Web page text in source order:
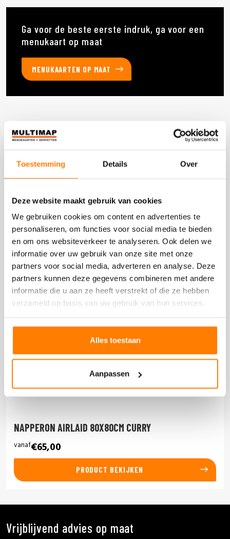
Toestemming Details Over
Deze website maakt gebruik van cookies
We gebruiken cookies om content en advertenties te
personaliseren, om functies voor social media te bieden
en om ons websiteverkeer te analyseren. Ook delen we
informatie over uw gebruik van onze site met onze
partners voor social media, adverteren en analyse. Deze
partners kunnen deze gegevens combineren met andere
informatie die u aan ze heeft verstrekt of die ze hebben
verzameld op basis van uw gebruik van hun services.
Alles toestaan
Aanpassen
Ga voor de beste eerste indruk, ga voor een
menukaart op maat
MENUKAARTEN OP MAAT
Deze producten heb je eerder bekeken
DOOS 60 STUKS
NAPPERON AIRLAID 80X80CM CURRY
vanaf€65,00
PRODUCT BEKIJKEN
Vrijblijvend advies op maat